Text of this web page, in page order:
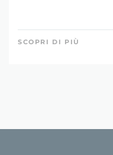
SCOPRI DI PIÙ